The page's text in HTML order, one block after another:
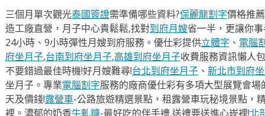
三個月單次觀光泰國簽證需準備哪些資料?保麗龍割字價格推
造工廠直營，月子中心貴鬆鬆,找對到府月嫂省一半，更讓你
24小時、9小時彈性月嫂到府服務。優仕彩提供立體字 、 電腦
府坐月子,台南到府坐月子,高雄到府坐月子收費服務資訊懶人
不要錯過最佳時機!好月嫂難尋!台北到府坐月子、 新北市到府
坐月子。專業電腦割字服務的廠商優仕彩有多項大型展覽會場
天及價錢!露營車-公路旅遊精選景點，租露營車玩秘境景點，
裡。濃郁的奶香牛軋糖-最好吃的伴手禮,送禮要送進心崁裡!北